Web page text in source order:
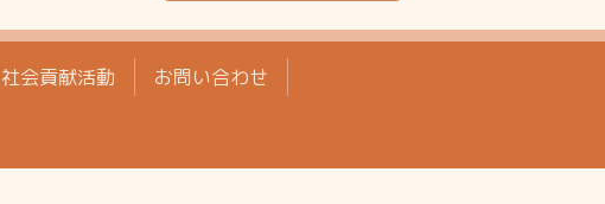
社会貢献活動 お問い合わせ